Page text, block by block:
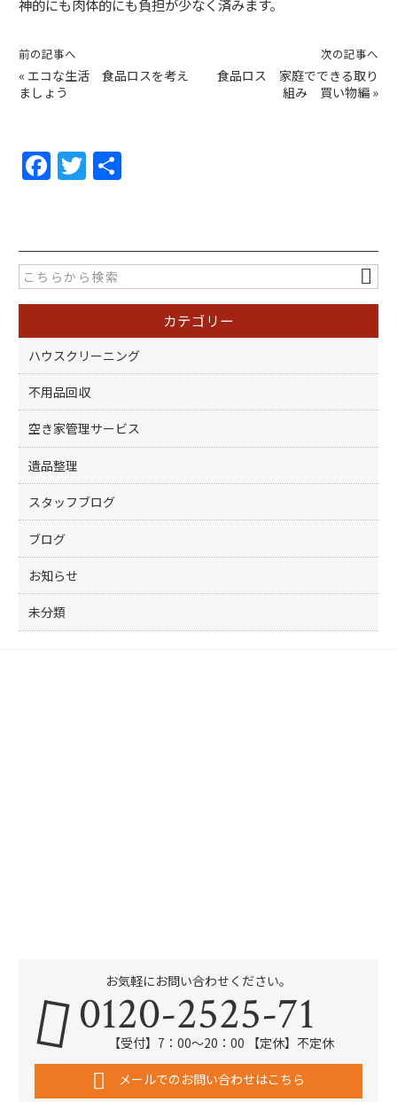
神的にも肉体的にも負担が少なく済みます。
前の記事へ
« エコな生活 食品ロスを考え
ましょう
次の記事へ
食品ロス 家庭でできる取り
組み 買い物編 »
F
a
e
b
o
o
k
T
w
er
カテゴリー
ハウスクリーニング
不用品回収
空き家管理サービス
遺品整理
スタッフブログ
ブログ
お知らせ
未分類
お気軽にお問い合わせください。
0120-2525-71
【受付】7：00～20：00 【定休】不定休
メールでのお問い合わせはこちら